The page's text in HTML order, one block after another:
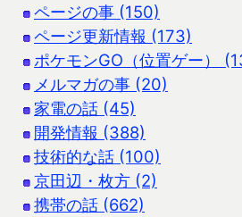
ページの事 (150)
ページ更新情報 (173)
ポケモンGO（位置ゲー）
メルマガの事 (20)
家電の話 (45)
開発情報 (388)
技術的な話 (100)
京田辺・枚方 (2)
携帯の話 (662)